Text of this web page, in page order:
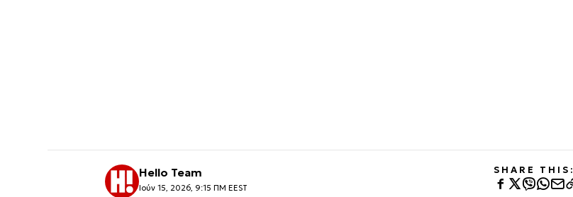
Hello Team
Ιούν 15, 2026, 9:15 ΠΜ EEST
SHARE THIS: